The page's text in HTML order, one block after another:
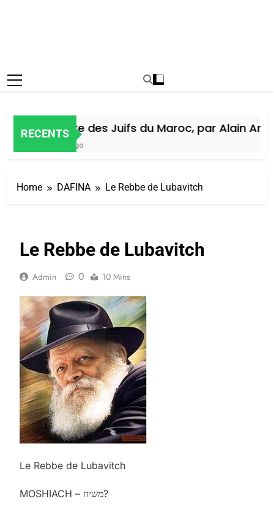
RECENTS
Histoire des Juifs du Maroc, par Alain Amiel
Home DAFINA Le Rebbe de Lubavitch
Le Rebbe de Lubavitch
Admin 0 10 Mins
Le Rebbe de Lubavitch
MOSHIACH – משיח?